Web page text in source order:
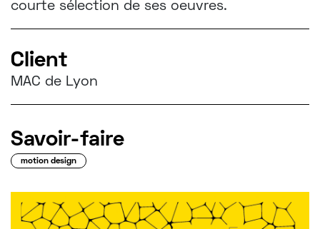
courte sélection de ses oeuvres.
Client
MAC de Lyon
Savoir-faire
motion design